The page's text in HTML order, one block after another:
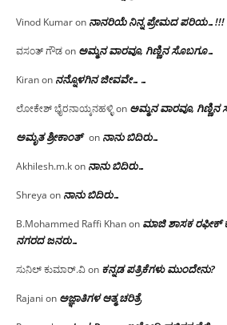
Vinod Kumaron ನಾನರಿಯೆ ನಿನ್ನ ಪ್ರೇಮದ ಪರಿಯ…!!!
ವಸಂತ್ ಗೌಡon ಅಮ್ಮನ ವಾರವೂ, ಗಿಣ್ಣಿನ ಸೊಬಗೂ…
Kiranon ನನ್ನೊಳಗಿನ ಜೀವವೇ……
ಲೋಕೇಶ್ ಭೈರನಾಯ್ಕನಹಳ್ಳಿon ಅಮ್ಮನ ವಾರವೂ, ಗಿಣ್ಣಿನ
ಅಮೃತ ಶ್ರೀಕಾಂತ್ on ನಾನು ಬಿದಿರು…
Akhilesh.m.kon ನಾನು ಬಿದಿರು…
Shreya on ನಾನು ಬಿದಿರು…
B.Mohammed Raffi Khanon ಮಾಜಿ ಶಾಸಕ ರಫೀಕ್
ನಗರದ ಜನರು…
ಸುನಿಲ್ ಕುಮಾರ್.ವಿon ಕನ್ನಡ ಪತ್ರಿಕೆಗಳು ಮುಂದೇನು?
Rajani on ಅಜ್ಞಾತಿಗಳ ಆತ್ಮ ಚರಿತ್ರೆ